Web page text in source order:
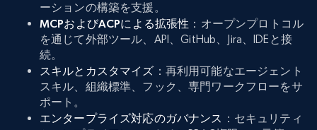
ーションの構築を支援。
MCPおよびACPによる拡張性 ：オープンプロトコル
を通じて外部ツール、API、GitHub、Jira、IDEと接
続。
スキルとカスタマイズ ：再利用可能なエージェント
スキル、組織標準、フック、専門ワークフローをサ
ポート。
エンタープライズ対応のガバナンス ：セキュリティ